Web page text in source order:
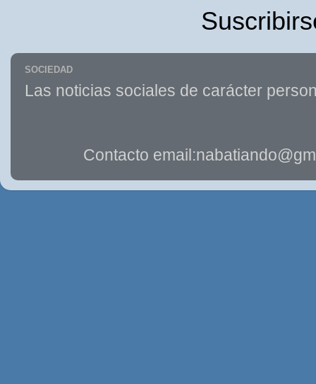
SOCIEDAD
Las noticias sociales de carácter
Contacto